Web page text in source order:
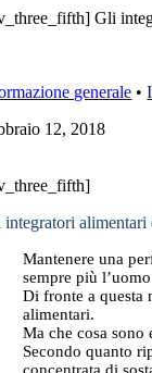
Gli
generale •
12, 2018
alimentari
Mantenere una
sempre più
Di fronte a questa
alimentari.
Ma che cosa sono
Secondo quanto